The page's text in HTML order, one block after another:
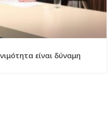
είναι δύναμη